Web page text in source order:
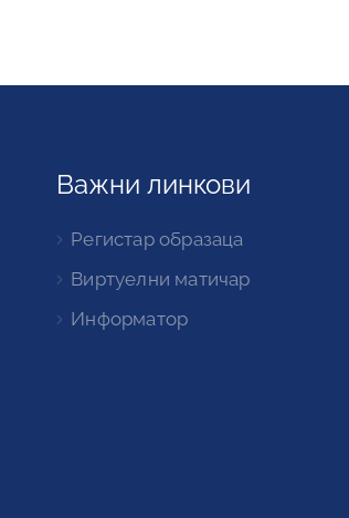
Важни линкови
Регистар образаца
Виртуелни матичар
Информатор